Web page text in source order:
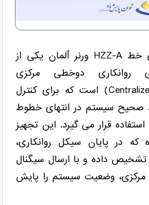
سوئیچ کنترل فشار انتهای خط HZZ-A ورنر آلمان یکی از
روانکاری دوخطی مرکزی
(Centralized Lubrication Systems) است که برای کنترل
صحیح سیستم در انتهای خطوط
قرار می گیرد. این تجهیز
در پایان سیکل روانکاری،
داده و با ارسال سیگنال
مرکزی، وضعیت سیستم را پایش